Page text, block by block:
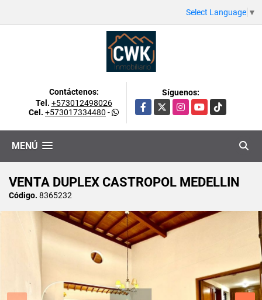
Select Language ▼
Contáctenos:
Tel. +573012498026
Cel. +573017334480 -
Síguenos:
Facebook
X InstagramYouTubeTikTok
MENÚ
VENTA DUPLEX CASTROPOL MEDELLIN
Código. 8365232